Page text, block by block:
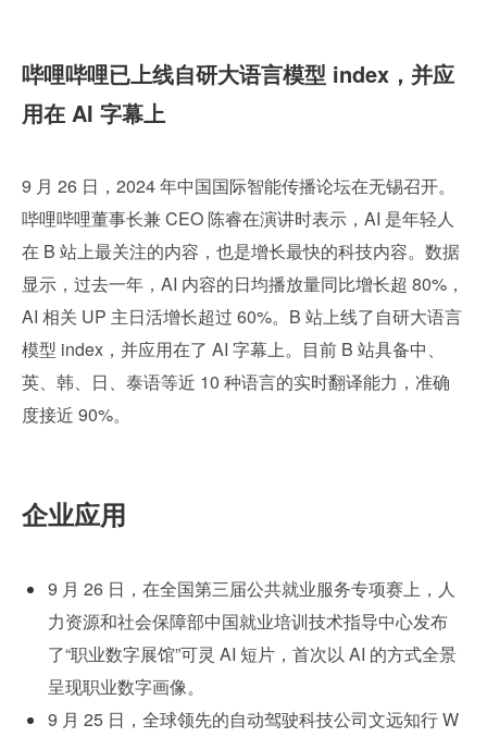
哔哩哔哩已上线自研大语言模型 index，并应
用在 AI 字幕上
9 月 26 日，2024 年中国国际智能传播论坛在无锡召开。
哔哩哔哩董事长兼 CEO 陈睿在演讲时表示，AI 是年轻人
在 B 站上最关注的内容，也是增长最快的科技内容。数据
显示，过去一年，AI 内容的日均播放量同比增长超 80%，
AI 相关 UP 主日活增长超过 60%。B 站上线了自研大语言
模型 index，并应用在了 AI 字幕上。目前 B 站具备中、
英、韩、日、泰语等近 10 种语言的实时翻译能力，准确
度接近 90%。
企业应用
9 月 26 日，在全国第三届公共就业服务专项赛上，人
力资源和社会保障部中国就业培训技术指导中心发布
了“职业数字展馆”可灵 AI 短片，首次以 AI 的方式全景
呈现职业数字画像。
9 月 25 日，全球领先的自动驾驶科技公司文远知行 W